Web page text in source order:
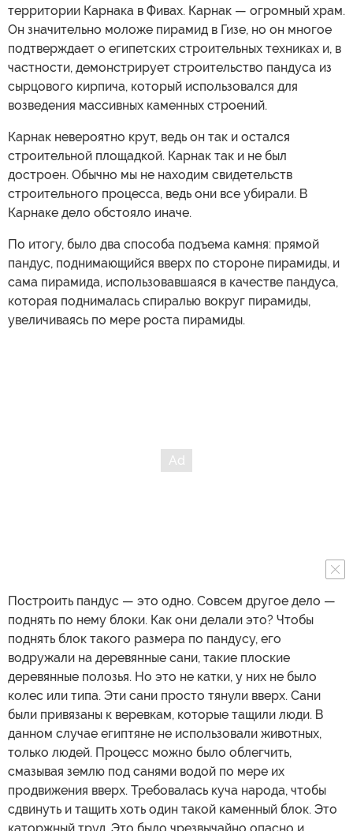
территории Карнака в Фивах. Карнак — огромный храм.
Он значительно моложе пирамид в Гизе, но он многое
подтверждает о египетских строительных техниках и, в
частности, демонстрирует строительство пандуса из
сырцового кирпича, который использовался для
возведения массивных каменных строений.
Карнак невероятно крут, ведь он так и остался
строительной площадкой. Карнак так и не был
достроен. Обычно мы не находим свидетельств
строительного процесса, ведь они все убирали. В
Карнаке дело обстояло иначе.
По итогу, было два способа подъема камня: прямой
пандус, поднимающийся вверх по стороне пирамиды, и
сама пирамида, использовавшаяся в качестве пандуса,
которая поднималась спиралью вокруг пирамиды,
увеличиваясь по мере роста пирамиды.
Построить пандус — это одно. Совсем другое дело —
поднять по нему блоки. Как они делали это? Чтобы
поднять блок такого размера по пандусу, его
водружали на деревянные сани, такие плоские
деревянные полозья. Но это не катки, у них не было
колес или типа. Эти сани просто тянули вверх. Сани
были привязаны к веревкам, которые тащили люди. В
данном случае египтяне не использовали животных,
только людей. Процесс можно было облегчить,
смазывая землю под санями водой по мере их
продвижения вверх. Требовалась куча народа, чтобы
сдвинуть и тащить хоть один такой каменный блок. Это